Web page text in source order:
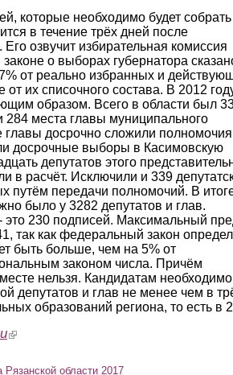
которые необходимо будет собрать
в течение трёх дней после
озвучит избирательная комиссия
о выборах губернатора
от реально избранных и
от их списочного состава. В 2012
образом. Всего в области был
284 места главы муниципального
главы досрочно сложили
досрочные выборы в Касимовскую
депутатов этого
в расчёт. Исключили и 339
путём передачи полномочий. В
было у 3282 депутатов и глав.
это 230 подписей. Максимальный
так как федеральный закон
быть больше, чем на 5% от
законом числа. Причём
нельзя. Кандидатам необходимо
депутатов и глав не менее чем в
образований региона, то есть в
(link is external)
Рязанской области 2017